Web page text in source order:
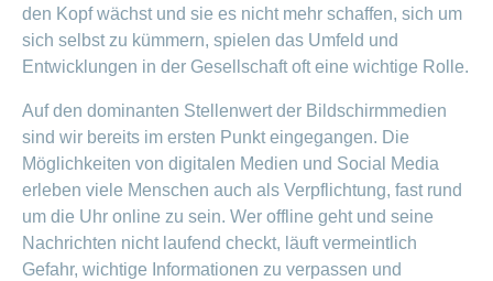
den Kopf wächst und sie es nicht mehr schaffen, sich um
sich selbst zu kümmern, spielen das Umfeld und
Entwicklungen in der Gesellschaft oft eine wichtige Rolle.
Auf den dominanten Stellenwert der Bildschirmmedien
sind wir bereits im ersten Punkt eingegangen. Die
Möglichkeiten von digitalen Medien und Social Media
erleben viele Menschen auch als Verpflichtung, fast rund
um die Uhr online zu sein. Wer offline geht und seine
Nachrichten nicht laufend checkt, läuft vermeintlich
Gefahr, wichtige Informationen zu verpassen und